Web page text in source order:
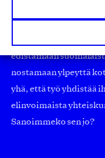
Jäseninämme on
edistämään
nostamaan ylpeyttä
yhä, että työ yhdistää
elinvoimaista
Sanoimmeko sen jo?